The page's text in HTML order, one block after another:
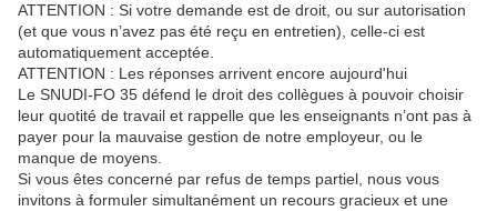
ATTENTION : Si votre demande est de droit, ou sur autorisation
(et que vous n’avez pas été reçu en entretien), celle-ci est
automatiquement acceptée.
ATTENTION : Les réponses arrivent encore aujourd'hui
Le SNUDI-FO 35 défend le droit des collègues à pouvoir choisir
leur quotité de travail et rappelle que les enseignants n’ont pas à
payer pour la mauvaise gestion de notre employeur, ou le
manque de moyens.
Si vous êtes concerné par refus de temps partiel, nous vous
invitons à formuler simultanément un recours gracieux et une